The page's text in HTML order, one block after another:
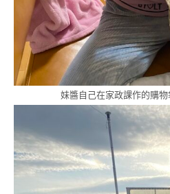
妹醬自己在家政課作的購物